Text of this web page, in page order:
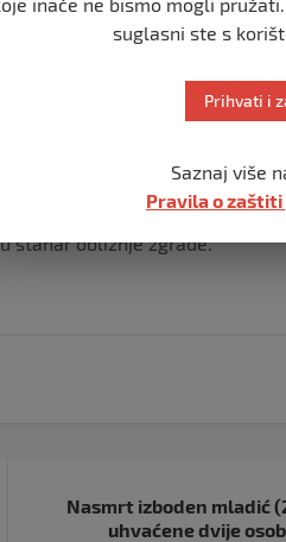
s 22-godišnjakom. U
više teških rana mladiću koji
vozilo, glavom je udarao
pečenjare i kafiće i žicati
sa sirenama. Tko zna zašto
stanar obližnje zgrade.
Nasmrt izboden mladić
uhvaćene dvije
suglasni ste s
Prihvati i
Saznaj više
Pravila o